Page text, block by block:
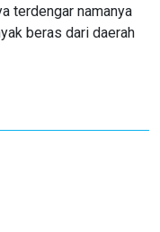
terdengar namanya
beras dari daerah